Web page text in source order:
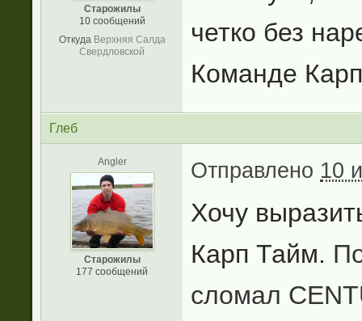
Старожилы
10 сообщений
Откуда Верхняя Салда
Свердловской
четко без
Команде
Глеб
Angler
Старожилы
177 сообщений
Отправлено 10
Хочу
Карп Тайм.
сломал